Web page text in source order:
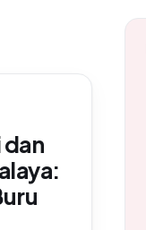
dan